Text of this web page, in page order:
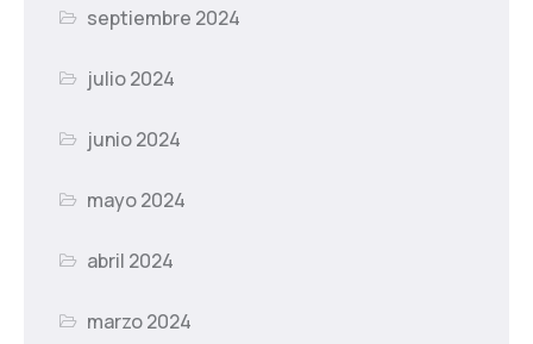
septiembre 2024
julio 2024
junio 2024
mayo 2024
abril 2024
marzo 2024